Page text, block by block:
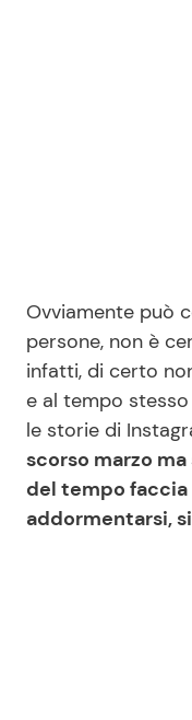
Chi siamo
Disclaimer e Privacy
Redazione
Contattaci
Pubblicità
Ovviamente può
persone, non è
infatti, di certo
e al tempo
le storie di
scorso marzo
del tempo
addormentarsi,